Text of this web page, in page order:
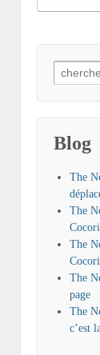
Search
for:
Blog
The
The
The
The
page
The
c’est